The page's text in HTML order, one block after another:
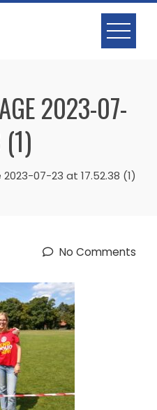
2023-07-
07-23 at 17.52.38 (1)
No Comments